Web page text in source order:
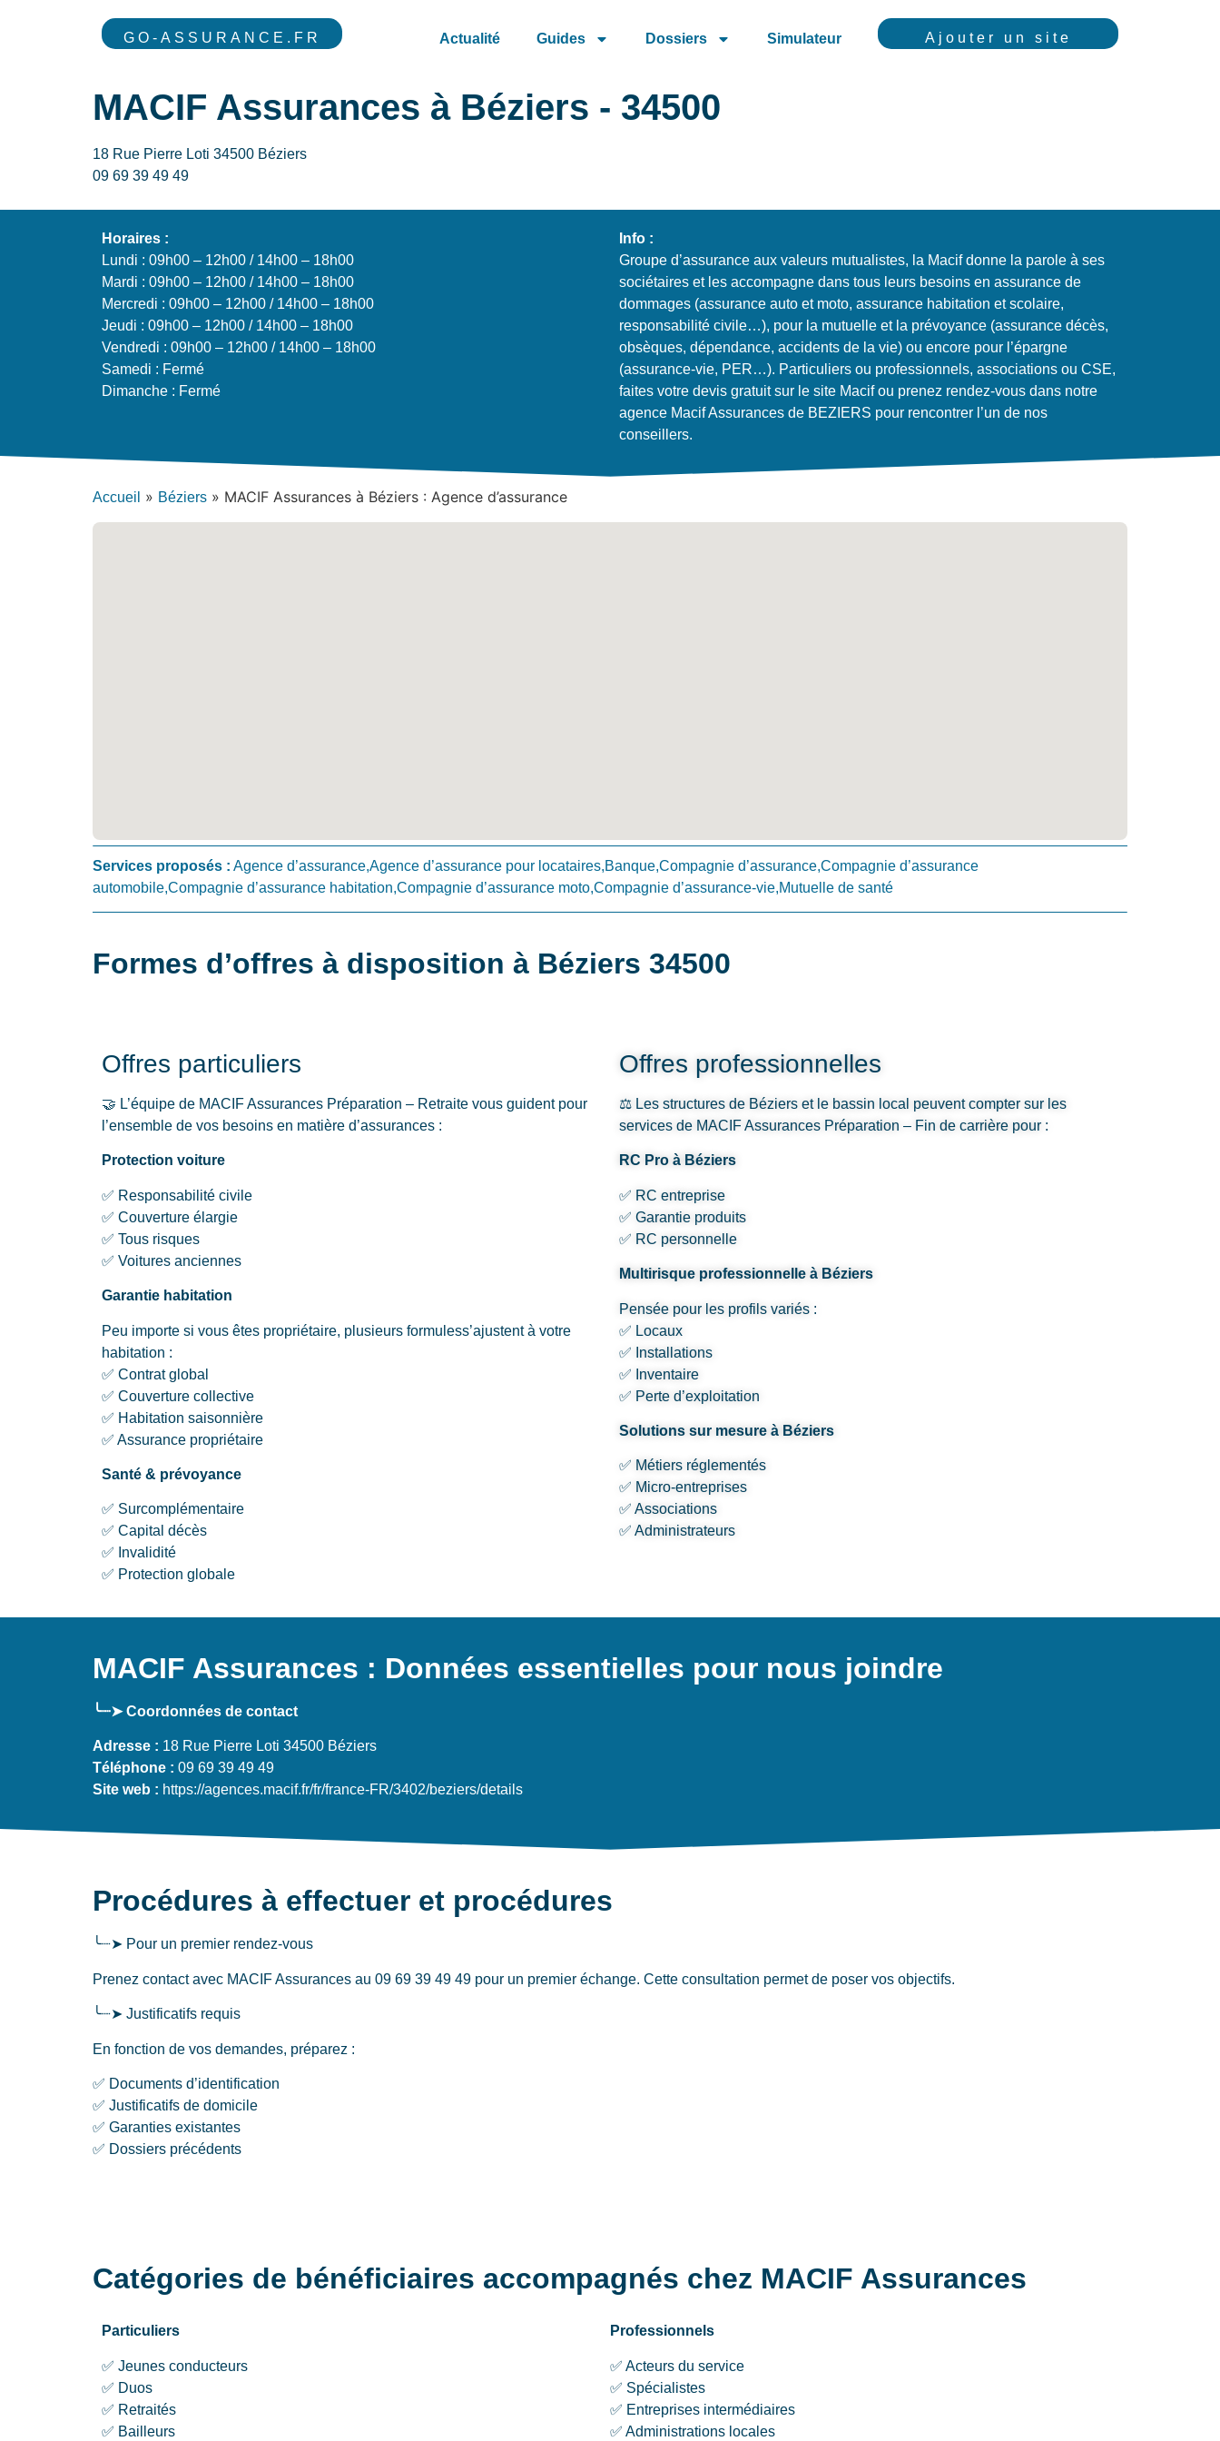
GO-ASSURANCE.FR Actualité Guides Dossiers Simulateur Ajouter un site
MACIF Assurances à Béziers - 34500
18 Rue Pierre Loti 34500 Béziers
09 69 39 49 49
Horaires :
Lundi : 09h00 – 12h00 / 14h00 – 18h00
Mardi : 09h00 – 12h00 / 14h00 – 18h00
Mercredi : 09h00 – 12h00 / 14h00 – 18h00
Jeudi : 09h00 – 12h00 / 14h00 – 18h00
Vendredi : 09h00 – 12h00 / 14h00 – 18h00
Samedi : Fermé
Dimanche : Fermé
Info :
Groupe d’assurance aux valeurs mutualistes, la Macif donne la parole à ses
sociétaires et les accompagne dans tous leurs besoins en assurance de
dommages (assurance auto et moto, assurance habitation et scolaire,
responsabilité civile…), pour la mutuelle et la prévoyance (assurance décès,
obsèques, dépendance, accidents de la vie) ou encore pour l’épargne
(assurance-vie, PER…). Particuliers ou professionnels, associations ou CSE,
faites votre devis gratuit sur le site Macif ou prenez rendez-vous dans notre
agence Macif Assurances de BEZIERS pour rencontrer l’un de nos
conseillers.
Accueil » Béziers » MACIF Assurances à Béziers : Agence d’assurance
Services proposés : Agence d’assurance,Agence d’assurance pour locataires,Banque,Compagnie d’assurance,Compagnie d’assurance
automobile,Compagnie d’assurance habitation,Compagnie d’assurance moto,Compagnie d’assurance-vie,Mutuelle de santé
Formes d’offres à disposition à Béziers 34500
Offres particuliers
🤝 L’équipe de MACIF Assurances Préparation – Retraite vous guident pour
l’ensemble de vos besoins en matière d’assurances :
Protection voiture
✅ Responsabilité civile
✅ Couverture élargie
✅ Tous risques
✅ Voitures anciennes
Garantie habitation
Peu importe si vous êtes propriétaire, plusieurs formuless’ajustent à votre
habitation :
✅ Contrat global
✅ Couverture collective
✅ Habitation saisonnière
✅ Assurance propriétaire
Santé & prévoyance
✅ Surcomplémentaire
✅ Capital décès
✅ Invalidité
✅ Protection globale
Offres professionnelles
⚖️ Les structures de Béziers et le bassin local peuvent compter sur les
services de MACIF Assurances Préparation – Fin de carrière pour :
RC Pro à Béziers
✅ RC entreprise
✅ Garantie produits
✅ RC personnelle
Multirisque professionnelle à Béziers
Pensée pour les profils variés :
✅ Locaux
✅ Installations
✅ Inventaire
✅ Perte d’exploitation
Solutions sur mesure à Béziers
✅ Métiers réglementés
✅ Micro-entreprises
✅ Associations
✅ Administrateurs
MACIF Assurances : Données essentielles pour nous joindre
╰┈➤ Coordonnées de contact
Adresse : 18 Rue Pierre Loti 34500 Béziers
Téléphone : 09 69 39 49 49
Site web : https://agences.macif.fr/fr/france-FR/3402/beziers/details
Procédures à effectuer et procédures
╰┈➤ Pour un premier rendez-vous
Prenez contact avec MACIF Assurances au 09 69 39 49 49 pour un premier échange. Cette consultation permet de poser vos objectifs.
╰┈➤ Justificatifs requis
En fonction de vos demandes, préparez :
✅ Documents d’identification
✅ Justificatifs de domicile
✅ Garanties existantes
✅ Dossiers précédents
Catégories de bénéficiaires accompagnés chez MACIF Assurances
Particuliers
✅ Jeunes conducteurs
✅ Duos
✅ Retraités
✅ Bailleurs
Professionnels
✅ Acteurs du service
✅ Spécialistes
✅ Entreprises intermédiaires
✅ Administrations locales